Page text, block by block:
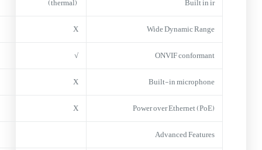
Wide Dynamic Range
X
ONVIF conformant
√
Built-in microphone
X
Power over Ethernet (PoE)
X
Advanced Features